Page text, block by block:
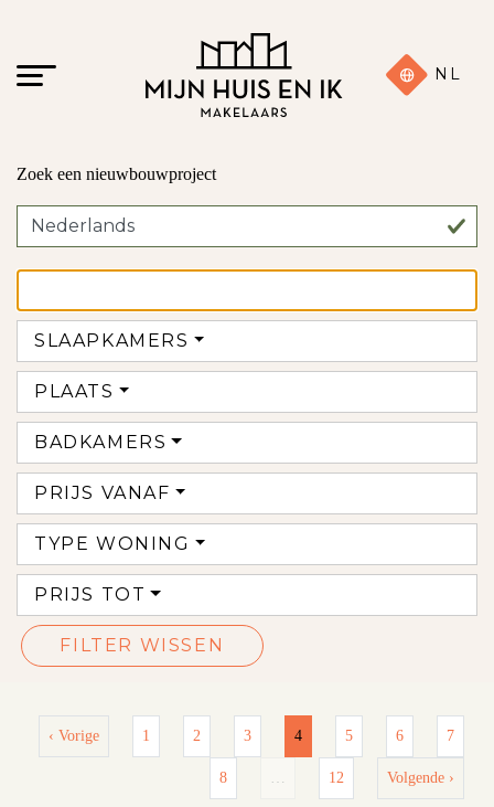
NL
Zoek een nieuwbouwproject
SLAAPKAMERS
PLAATS
BADKAMERS
PRIJS VANAF
TYPE WONING
PRIJS TOT
FILTER WISSEN
‹ Vorige 1 2 3 4 5 6 7
8 12 Volgende ›